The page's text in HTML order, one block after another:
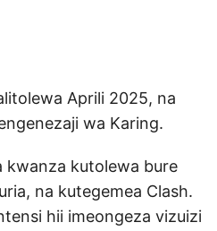
Aprili 2025, na
wa Karing.
kwanza kutolewa bure
na kutegemea Clash.
hii imeongeza vizuizi